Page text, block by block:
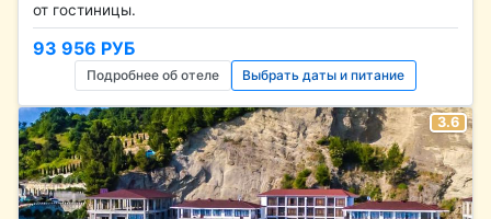
от гостиницы.
93 956 РУБ
Подробнее об отеле Выбрать даты и питание
3.6